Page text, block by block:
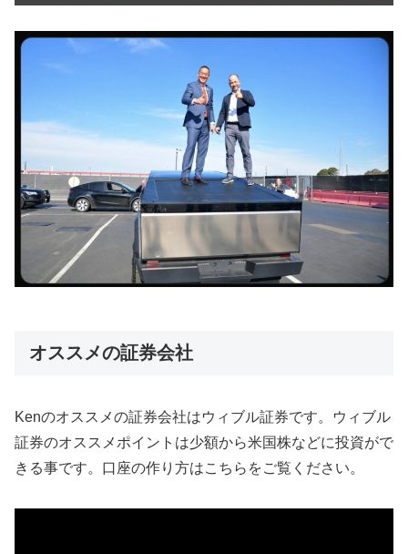
オススメの証券会社
Kenのオススメの証券会社はウィブル証券です。ウィブル
証券のオススメポイントは少額から米国株などに投資がで
きる事です。口座の作り方はこちらをご覧ください。